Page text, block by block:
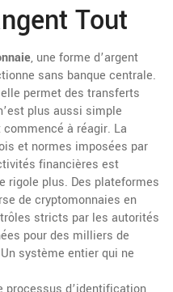
Tout
, une forme d’argent
sans banque centrale.
permet des transferts
plus aussi simple
à réagir. La
et normes imposées par
financières est
rigole plus. Des plateformes
de cryptomonnaies en
stricts par les autorités
pour des milliers de
système entier qui ne